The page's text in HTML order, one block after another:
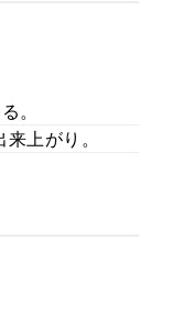
。
上がり。